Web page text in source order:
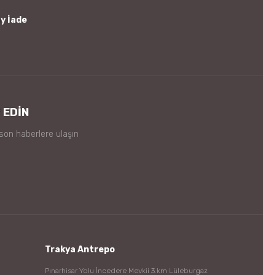
İade
EDİN
haberlere ulaşın
Trakya Antrepo
Pınarhisar Yolu İncedere Mevkii 3.km Lüleburgaz